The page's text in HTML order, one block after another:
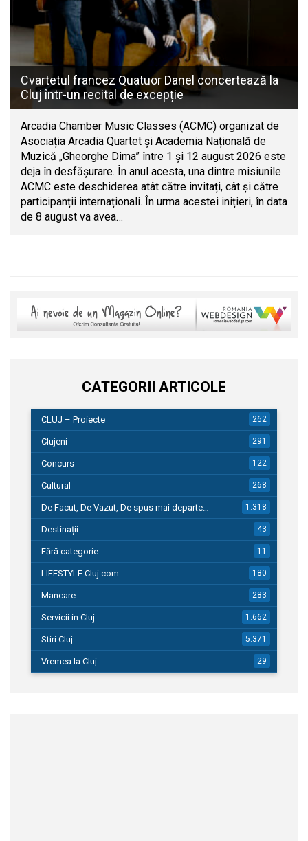
Cvartetul francez Quatuor Danel concertează la
Cluj într-un recital de excepție
Arcadia Chamber Music Classes (ACMC) organizat de
Asociația Arcadia Quartet și Academia Națională de
Muzică „Gheorghe Dima” între 1 și 12 august 2026 este
deja în desfășurare. În anul acesta, una dintre misiunile
ACMC este deschiderea atât către invitați, cât și către
participanții internaționali. În urma acestei inițieri, în data
de 8 august va avea…
CATEGORII ARTICOLE
CLUJ – Proiecte 262
Clujeni 291
Concurs 122
Cultural 268
De Facut, De Vazut, De spus mai departe… 1.318
Destinații 43
Fără categorie 11
LIFESTYLE Cluj.com 180
Mancare 283
Servicii in Cluj 1.662
Stiri Cluj 5.371
Vremea la Cluj 29